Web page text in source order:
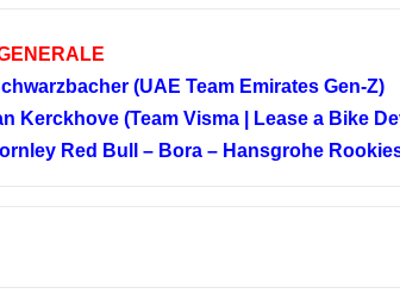
(UAE Team Emirates Gen-Z)
Kerckhove (Team Visma | Lease a Bike
Red Bull – Bora – Hansgrohe